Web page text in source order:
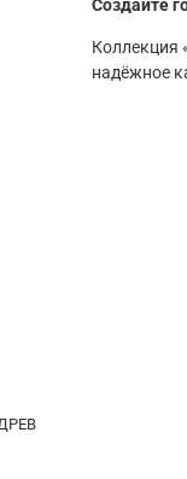
Создайте
Коллекция
надёжное